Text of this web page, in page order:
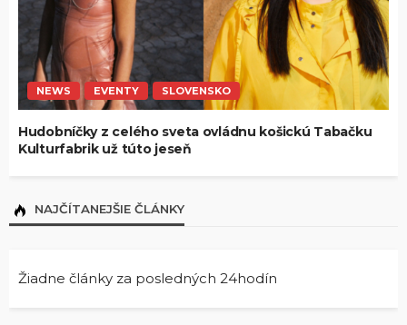
NEWS EVENTY SLOVENSKO
Hudobníčky z celého sveta ovládnu košickú Tabačku
Kulturfabrik už túto jeseň
NAJČÍTANEJŠIE ČLÁNKY
Žiadne články za posledných 24hodín